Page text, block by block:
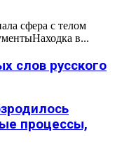
сфера с телом
в...
слов русского
процессы,